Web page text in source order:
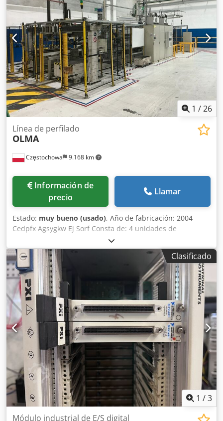
1 /26
Częstochowa 9.168 km
Línea de perfilado
OLMA
Información de
precio
Llamar
Estado: muy bueno (usado), Año de fabricación: 2004
Cedpfx Agsygkw Ej Sorf Consta de: 4 unidades de
punzonado y una línea de conformado con 20 estaciones
de perfilado, incluyendo soldadura y punzonado.
Clasificado
1 /3
Módulo industrial de E/S digital